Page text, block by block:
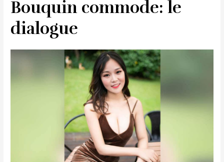
Bouquin commode: le
dialogue